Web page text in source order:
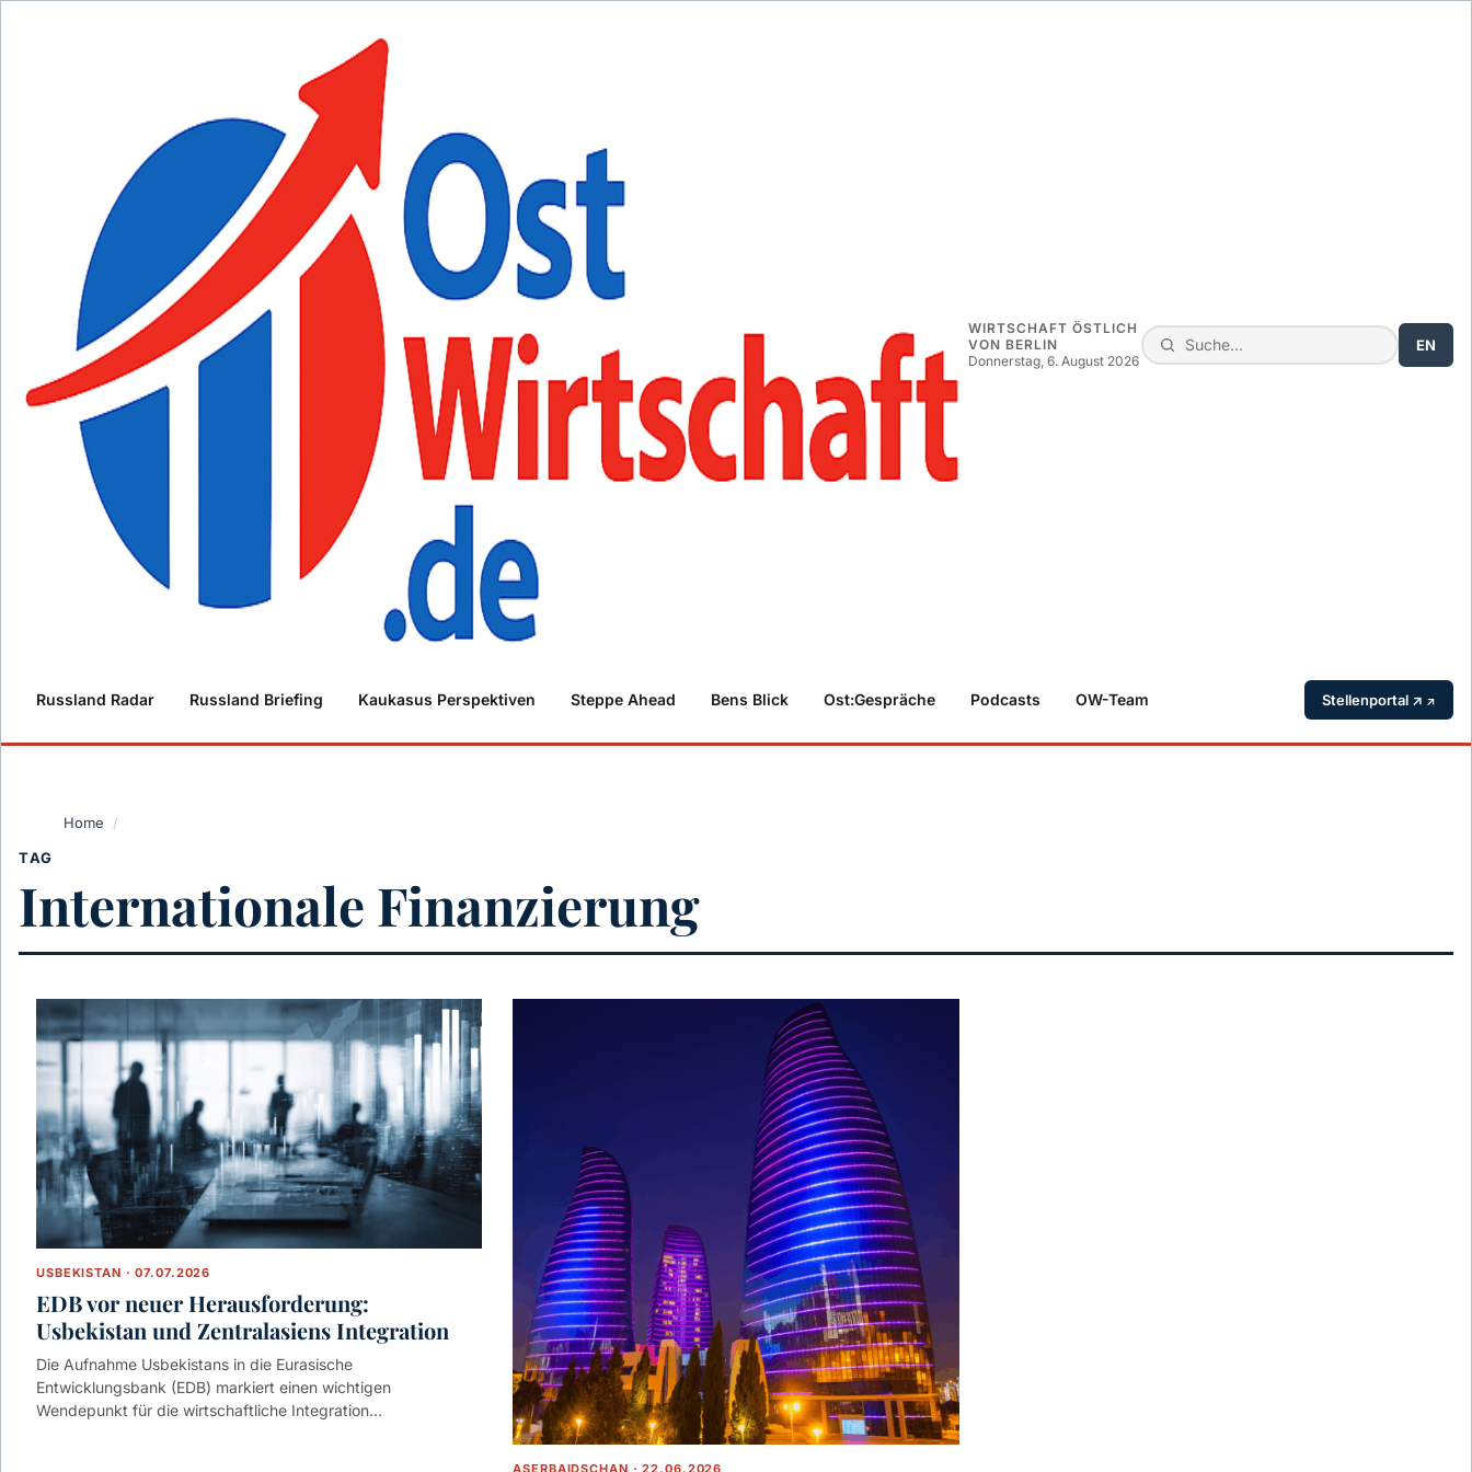
WIRTSCHAFT ÖSTLICH
VON BERLIN
Donnerstag, 6. August 2026
EN
Russland Radar Russland Briefing Kaukasus Perspektiven Steppe Ahead Bens Blick Ost:Gespräche Podcasts OW-Team Stellenportal ↗
Home
/
TAG
Internationale Finanzierung
USBEKISTAN · 07.07.2026
EDB vor neuer Herausforderung:
Usbekistan und Zentralasiens Integration
Die Aufnahme Usbekistans in die Eurasische
Entwicklungsbank (EDB) markiert einen wichtigen
Wendepunkt für die wirtschaftliche Integration…